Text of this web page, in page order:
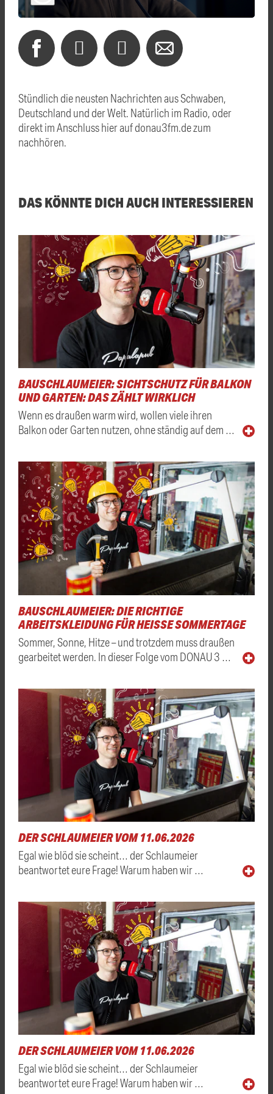
Stündlich die neusten Nachrichten aus Schwaben,
Deutschland und der Welt. Natürlich im Radio, oder
direkt im Anschluss hier auf donau3fm.de zum
nachhören.
DAS KÖNNTE DICH AUCH INTERESSIEREN
BAUSCHLAUMEIER: SICHTSCHUTZ FÜR BALKON
UND GARTEN: DAS ZÄHLT WIRKLICH
Wenn es draußen warm wird, wollen viele ihren
Balkon oder Garten nutzen, ohne ständig auf dem …
BAUSCHLAUMEIER: DIE RICHTIGE
ARBEITSKLEIDUNG FÜR HEISSE SOMMERTAGE
Sommer, Sonne, Hitze – und trotzdem muss draußen
gearbeitet werden. In dieser Folge vom DONAU 3 …
DER SCHLAUMEIER VOM 11.06.2026
Egal wie blöd sie scheint… der Schlaumeier
beantwortet eure Frage! Warum haben wir …
DER SCHLAUMEIER VOM 11.06.2026
Egal wie blöd sie scheint… der Schlaumeier
beantwortet eure Frage! Warum haben wir …